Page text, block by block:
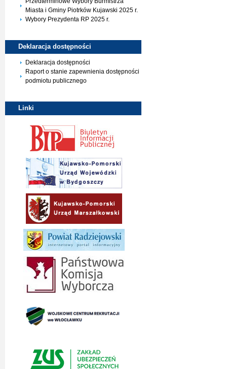
Miasta i Gminy Piotrków Kujawski 2025 r.
Wybory Prezydenta RP 2025 r.
Deklaracja dostępności
Deklaracja dostępności
Raport o stanie zapewnienia dostępności
podmiotu publicznego
Linki